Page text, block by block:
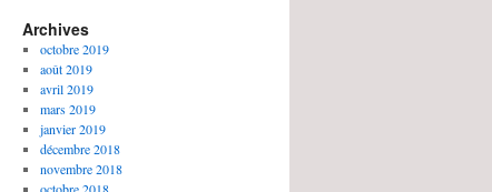
Archives
octobre 2019
août 2019
avril 2019
mars 2019
janvier 2019
décembre 2018
novembre 2018